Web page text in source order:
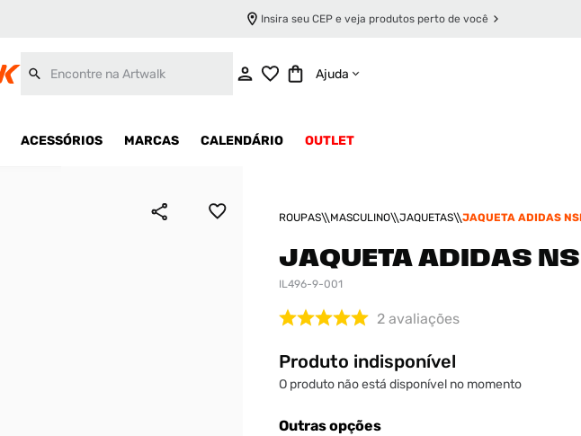
Insira seu CEP e veja produtos perto de você
Ajuda
ACESSÓRIOS MARCAS CALENDÁRIO OUTLET
ROUPAS MASCULINO JAQUETAS JAQUETA ADIDAS
JAQUETA ADIDAS
IL496-9-001
2 avaliações
Produto indisponível
O produto não está disponível no momento
Outras opções